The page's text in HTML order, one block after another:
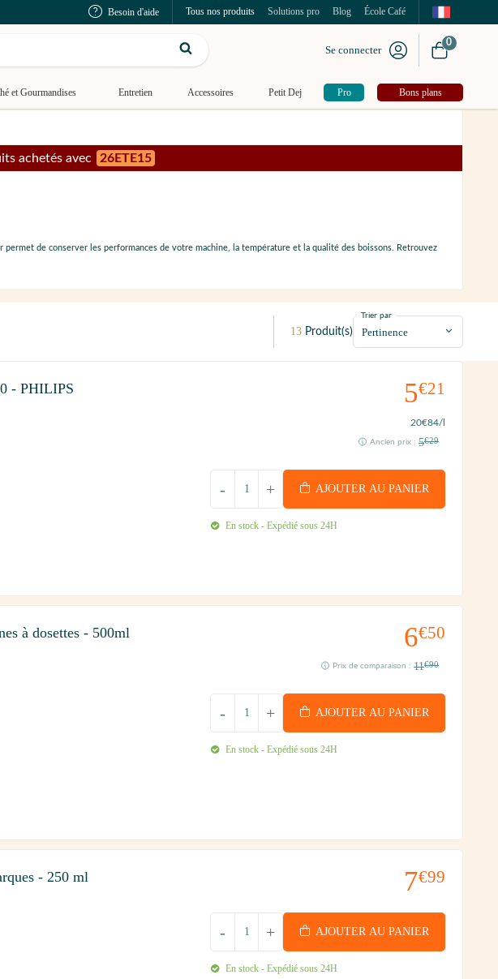
Besoin d'aide Tous nos produits Solutions pro Blog École Café
Se connecter
0
et Gourmandises Entretien Accessoires Petit Dej Pro Bons plans
achetés avec 26ETE15
de conserver les performances de votre machine, la température et la qualité des boissons. Retrouvez
13 Produit(s)
Trier par
- PHILIPS 5€21
20€84/l
Ancien prix : 5€29
+
- AJOUTER AU PANIER
En stock - Expédié sous 24H
à dosettes - 500ml 6€50
Prix de comparaison : 11€90
+
- AJOUTER AU PANIER
En stock - Expédié sous 24H
- 250 ml 7€99
+
- AJOUTER AU PANIER
En stock - Expédié sous 24H